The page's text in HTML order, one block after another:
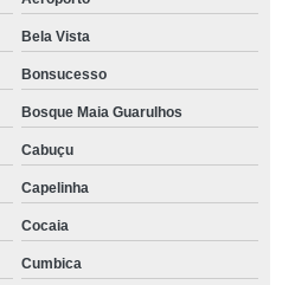
Bela Vista
Bonsucesso
Bosque Maia Guarulhos
Cabuçu
Capelinha
Cocaia
Cumbica